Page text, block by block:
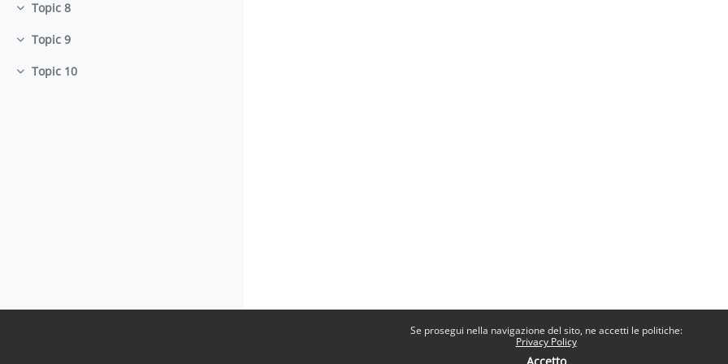
Se prosegui nella navigazione del sito, ne accetti le politiche:
Privacy Policy
Minimizza
Topic 8
Minimizza
Topic 9
Minimizza
Topic 10